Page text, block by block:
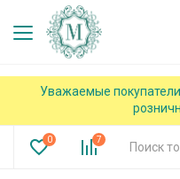
Уважаемые
0 7